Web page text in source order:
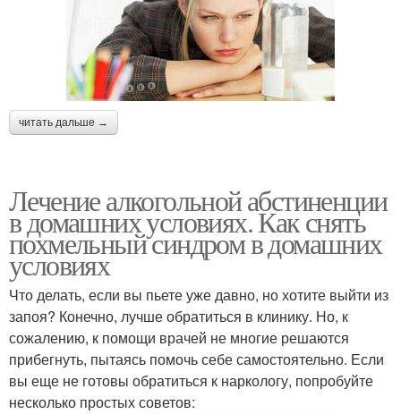
читать дальше →
Лечение алкогольной абстиненции
в домашних условиях. Как снять
похмельный синдром в домашних
условиях
Что делать, если вы пьете уже давно, но хотите выйти из
запоя? Конечно, лучше обратиться в клинику. Но, к
сожалению, к помощи врачей не многие решаются
прибегнуть, пытаясь помочь себе самостоятельно. Если
вы еще не готовы обратиться к наркологу, попробуйте
несколько простых советов: